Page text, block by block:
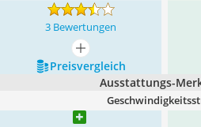
3 Bewertungen
mehr anzeigen
Preis­vergleich
Ausstattungs-